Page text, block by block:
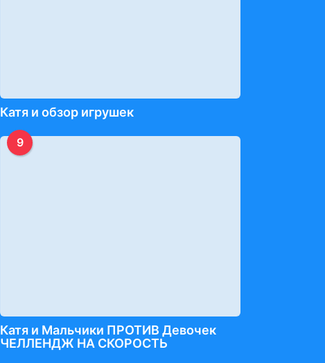
Катя и обзор игрушек
9
Катя и Мальчики ПРОТИВ Девочек
ЧЕЛЛЕНДЖ НА СКОРОСТЬ